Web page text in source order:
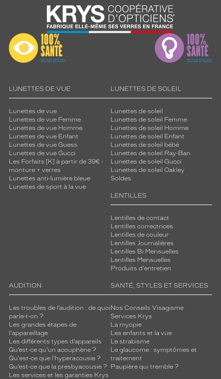
LUNETTES DE VUE
Lunettes de vue
Lunettes de vue Femme
Lunettes de vue Homme
Lunettes de vue Enfant
Lunettes de vue Guess
Lunettes de vue Gucci
Les Forfaits [K] à partir de 39€ -
monture + verres
Lunettes anti-lumière bleue
Lunettes de sport à la vue
LUNETTES DE SOLEIL
Lunettes de soleil
Lunettes de soleil Femme
Lunettes de soleil Homme
Lunettes de soleil Enfant
Lunettes de soleil bébé
Lunettes de soleil Ray-Ban
Lunettes de soleil Gucci
Lunettes de soleil Oakley
Soldes
LENTILLES
Lentilles de contact
Lentilles correctrices
Lentilles de couleur
Lentilles Journalières
Lentilles Bi Mensuelles
Lentilles Mensuelles
Produits d'entretien
AUDITION
Les troubles de l’audition : de quoi
parle-t-on ?
Les grandes étapes de
l'appareillage
Les différents types d’appareils
Qu’est-ce qu'un acouphène ?
Qu'est-ce que l'hyperacousie ?
Qu’est-ce que la presbyacousie ?
Les services et les garanties Krys
SANTÉ, STYLES ET SERVICES
Nos Conseils Visagisme
Services Krys
La myopie
Les enfants et la vue
Le strabisme
Le glaucome : symptômes et
traitement
Paupière qui tremble ?